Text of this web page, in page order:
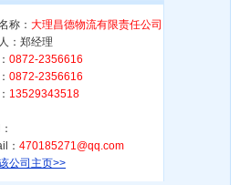
称： 大理昌德物流有限责任公司
：郑经理
0872-2356616
0872-2356616
13529343518
： 470185271@qq.com
公司主页>>